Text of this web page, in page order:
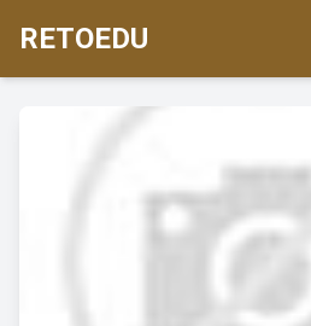
RETOEDU